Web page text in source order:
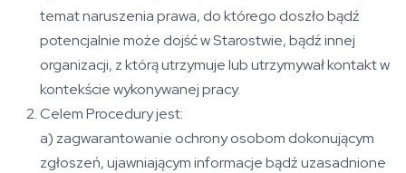
temat naruszenia prawa, do którego doszło bądź
potencjalnie może dojść w Starostwie, bądź innej
organizacji, z którą utrzymuje lub utrzymywał kontakt w
kontekście wykonywanej pracy.
Celem Procedury jest:
a) zagwarantowanie ochrony osobom dokonującym
zgłoszeń, ujawniającym informacje bądź uzasadnione